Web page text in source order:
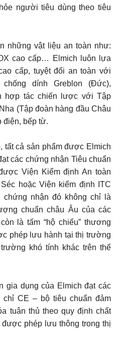
người tiêu dùng theo tiêu
những vật liệu an toàn như:
cao cấp… Elmich luôn lựa
cấp, tuyệt đối an toàn với
dính Greblon (Đức),
hợp tác chiến lược với Tập
(Tập đoàn hàng đầu Châu
điện, bếp từ.
tất cả sản phẩm được Elmich
các chứng nhận Tiêu chuẩn
Viện Kiểm định An toàn
hoặc Viện kiểm định ITC
nhận đó không chỉ là
chuẩn châu Âu của các
là tấm “hộ chiếu” thương
phép lưu hành tại thị trường
khó tính khác trên thế
gia dụng của Elmich đạt các
chỉ CE – bộ tiêu chuẩn đảm
tuân thủ theo quy định chất
phép lưu thông trong thị